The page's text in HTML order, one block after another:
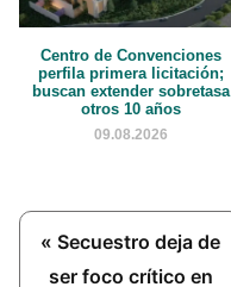
Centro de Convenciones
perfila primera licitación;
buscan extender sobretasa
otros 10 años
09.08.2026
Previous
Post:
« Secuestro deja de
ser foco crítico en